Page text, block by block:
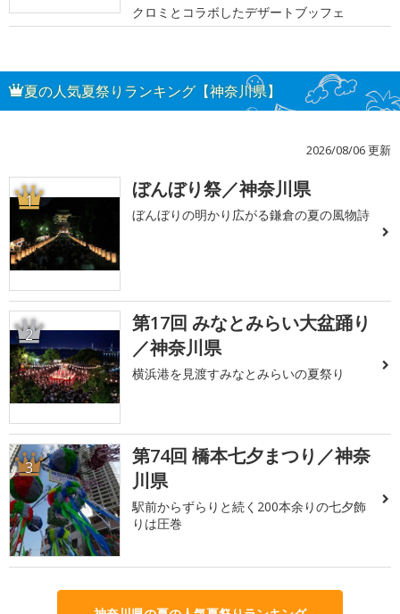
クロミとコラボしたデザートブッフェ
夏の人気夏祭りランキング【神奈川県】
2026/08/06 更新
1 ぼんぼり祭／神奈川県
ぼんぼりの明かり広がる鎌倉の夏の風物詩
2
第17回 みなとみらい大盆踊り
／神奈川県
横浜港を見渡すみなとみらいの夏祭り
3
第74回 橋本七夕まつり／神奈
川県
駅前からずらりと続く200本余りの七夕飾
りは圧巻